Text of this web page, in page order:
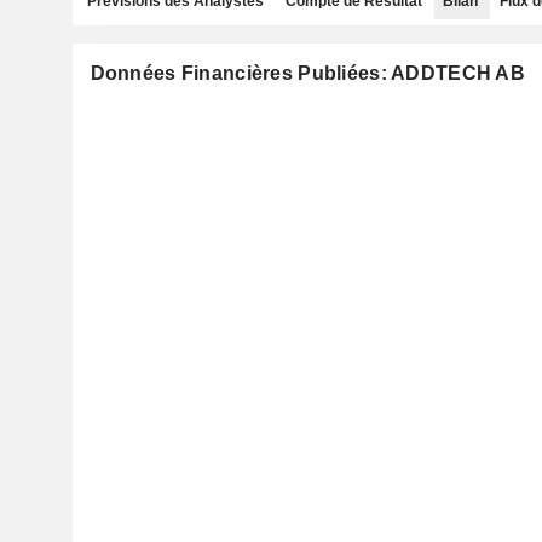
Données Financières Publiées: ADDTECH AB